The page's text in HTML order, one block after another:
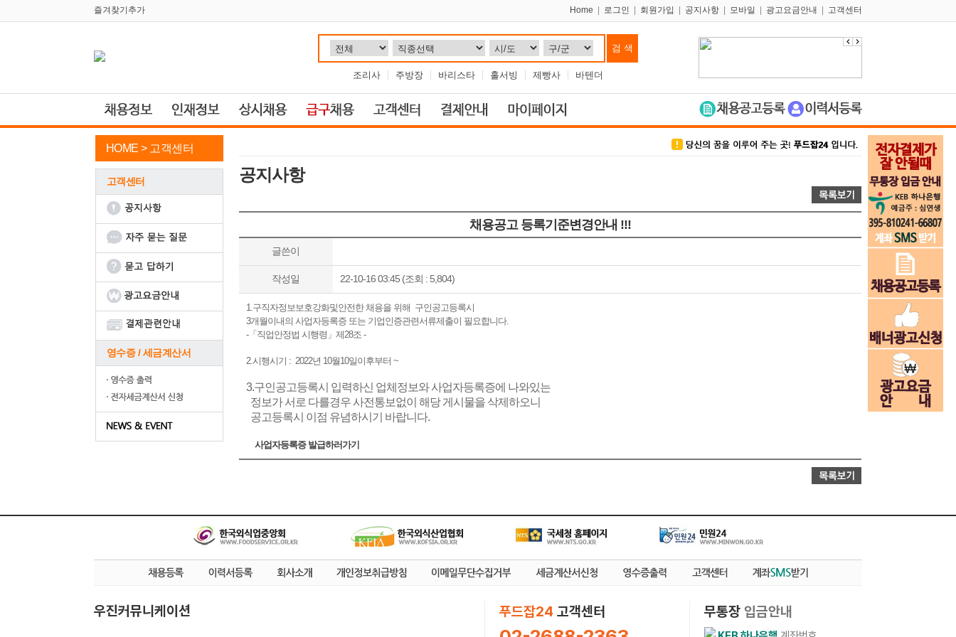
즐겨찾기추가 Home 로그인 회원가입 공지사항 모바일 광고요금안내 고객센터
조리사 주방장 바리스타 홀서빙 제빵사 바텐더
HOME > 고객센터
고객센터
영수증 / 세금계산서
공지사항
채용공고 등록기준변경안내 !!!
글쓴이
작성일 22-10-16 03:45 (조회 : 5,804)
1.구직자정보보호강화및안전한 채용을 위해 구인공고등록시
3개월이내의 사업자등록증 또는 기업인증관련서류제출이 필요합니다.
-「직업안정법 시행령」제28조 -
2.시행시기 : 2022년 10월10일이후부터 ~
3.구인공고등록시 입력하신 업체정보와 사업자등록증에 나와있는
정보가 서로 다를경우 사전통보없이 해당 게시물을 삭제하오니
공고등록시 이점 유념하시기 바랍니다.
사업자등록증 발급하러가기
우진커뮤니케이션 푸드잡24 고객센터 무통장 입금안내